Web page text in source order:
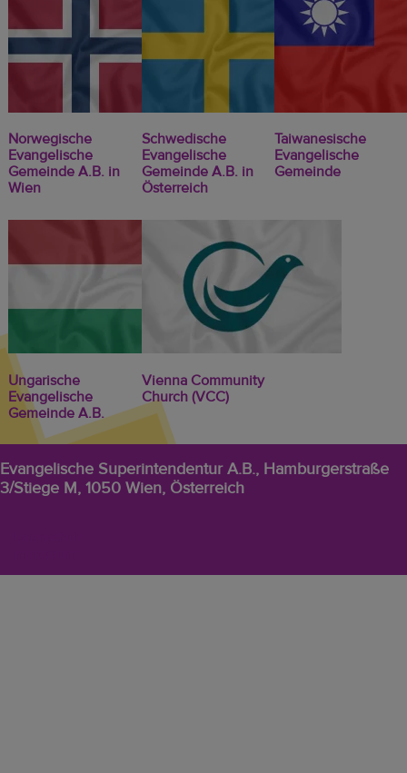
Norwegische
Evangelische
Gemeinde A.B. in
Wien
Schwedische
Evangelische
Gemeinde A.B. in
Österreich
Taiwanesische
Evangelische
Gemeinde
Ungarische
Evangelische
Gemeinde A.B.
Vienna Community
Church (VCC)
Evangelische Superintendentur A.B., Hamburgerstraße
3/Stiege M, 1050 Wien, Österreich